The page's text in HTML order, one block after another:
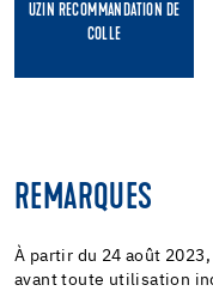
UZIN RECOMMANDATION DE
COLLE
REMARQUES
À partir du 24 août
avant toute utilisation